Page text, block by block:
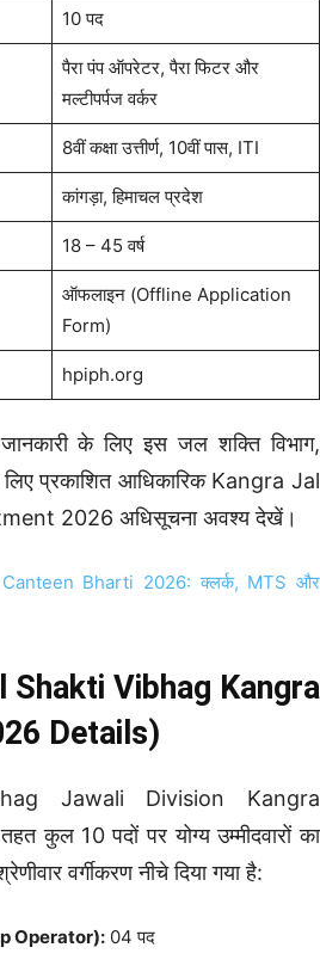
10 पद
पैरा पंप ऑपरेटर, पैरा फिटर और
मल्टीपर्पज वर्कर
8वीं कक्षा उत्तीर्ण, 10वीं पास, ITI
कांगड़ा, हिमाचल प्रदेश
18 – 45 वर्ष
ऑफलाइन (Offline Application
Form)
hpiph.org
के लिए इस जल शक्ति विभाग,
लिए प्रकाशित आधिकारिक Kangra Jal
2026 अधिसूचना अवश्य देखें।
Bharti 2026: क्लर्क, MTS और
Shakti Vibhag Kangra
Details)
Jawali Division Kangra
कुल 10 पदों पर योग्य उम्मीदवारों का
वर्गीकरण नीचे दिया गया है:
Operator): 04 पद